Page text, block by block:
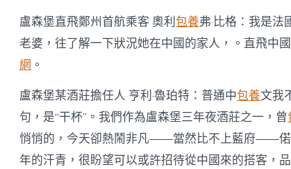
盧森堡直飛鄭州首航乘客 奧利包養弗·比格：我是
老婆，往了解一下狀況她在中國的家人，。直飛中
網 。
盧森堡某酒莊擔任人 亨利·魯珀特：普通中包養文我
句，是“干杯”。我們作為盧森堡三年夜酒莊之一，曾
悄悄的，今天卻熱鬧非凡——當然比不上藍府——偌
年的汗青，很盼望可以或許招待從中國來的搭客，